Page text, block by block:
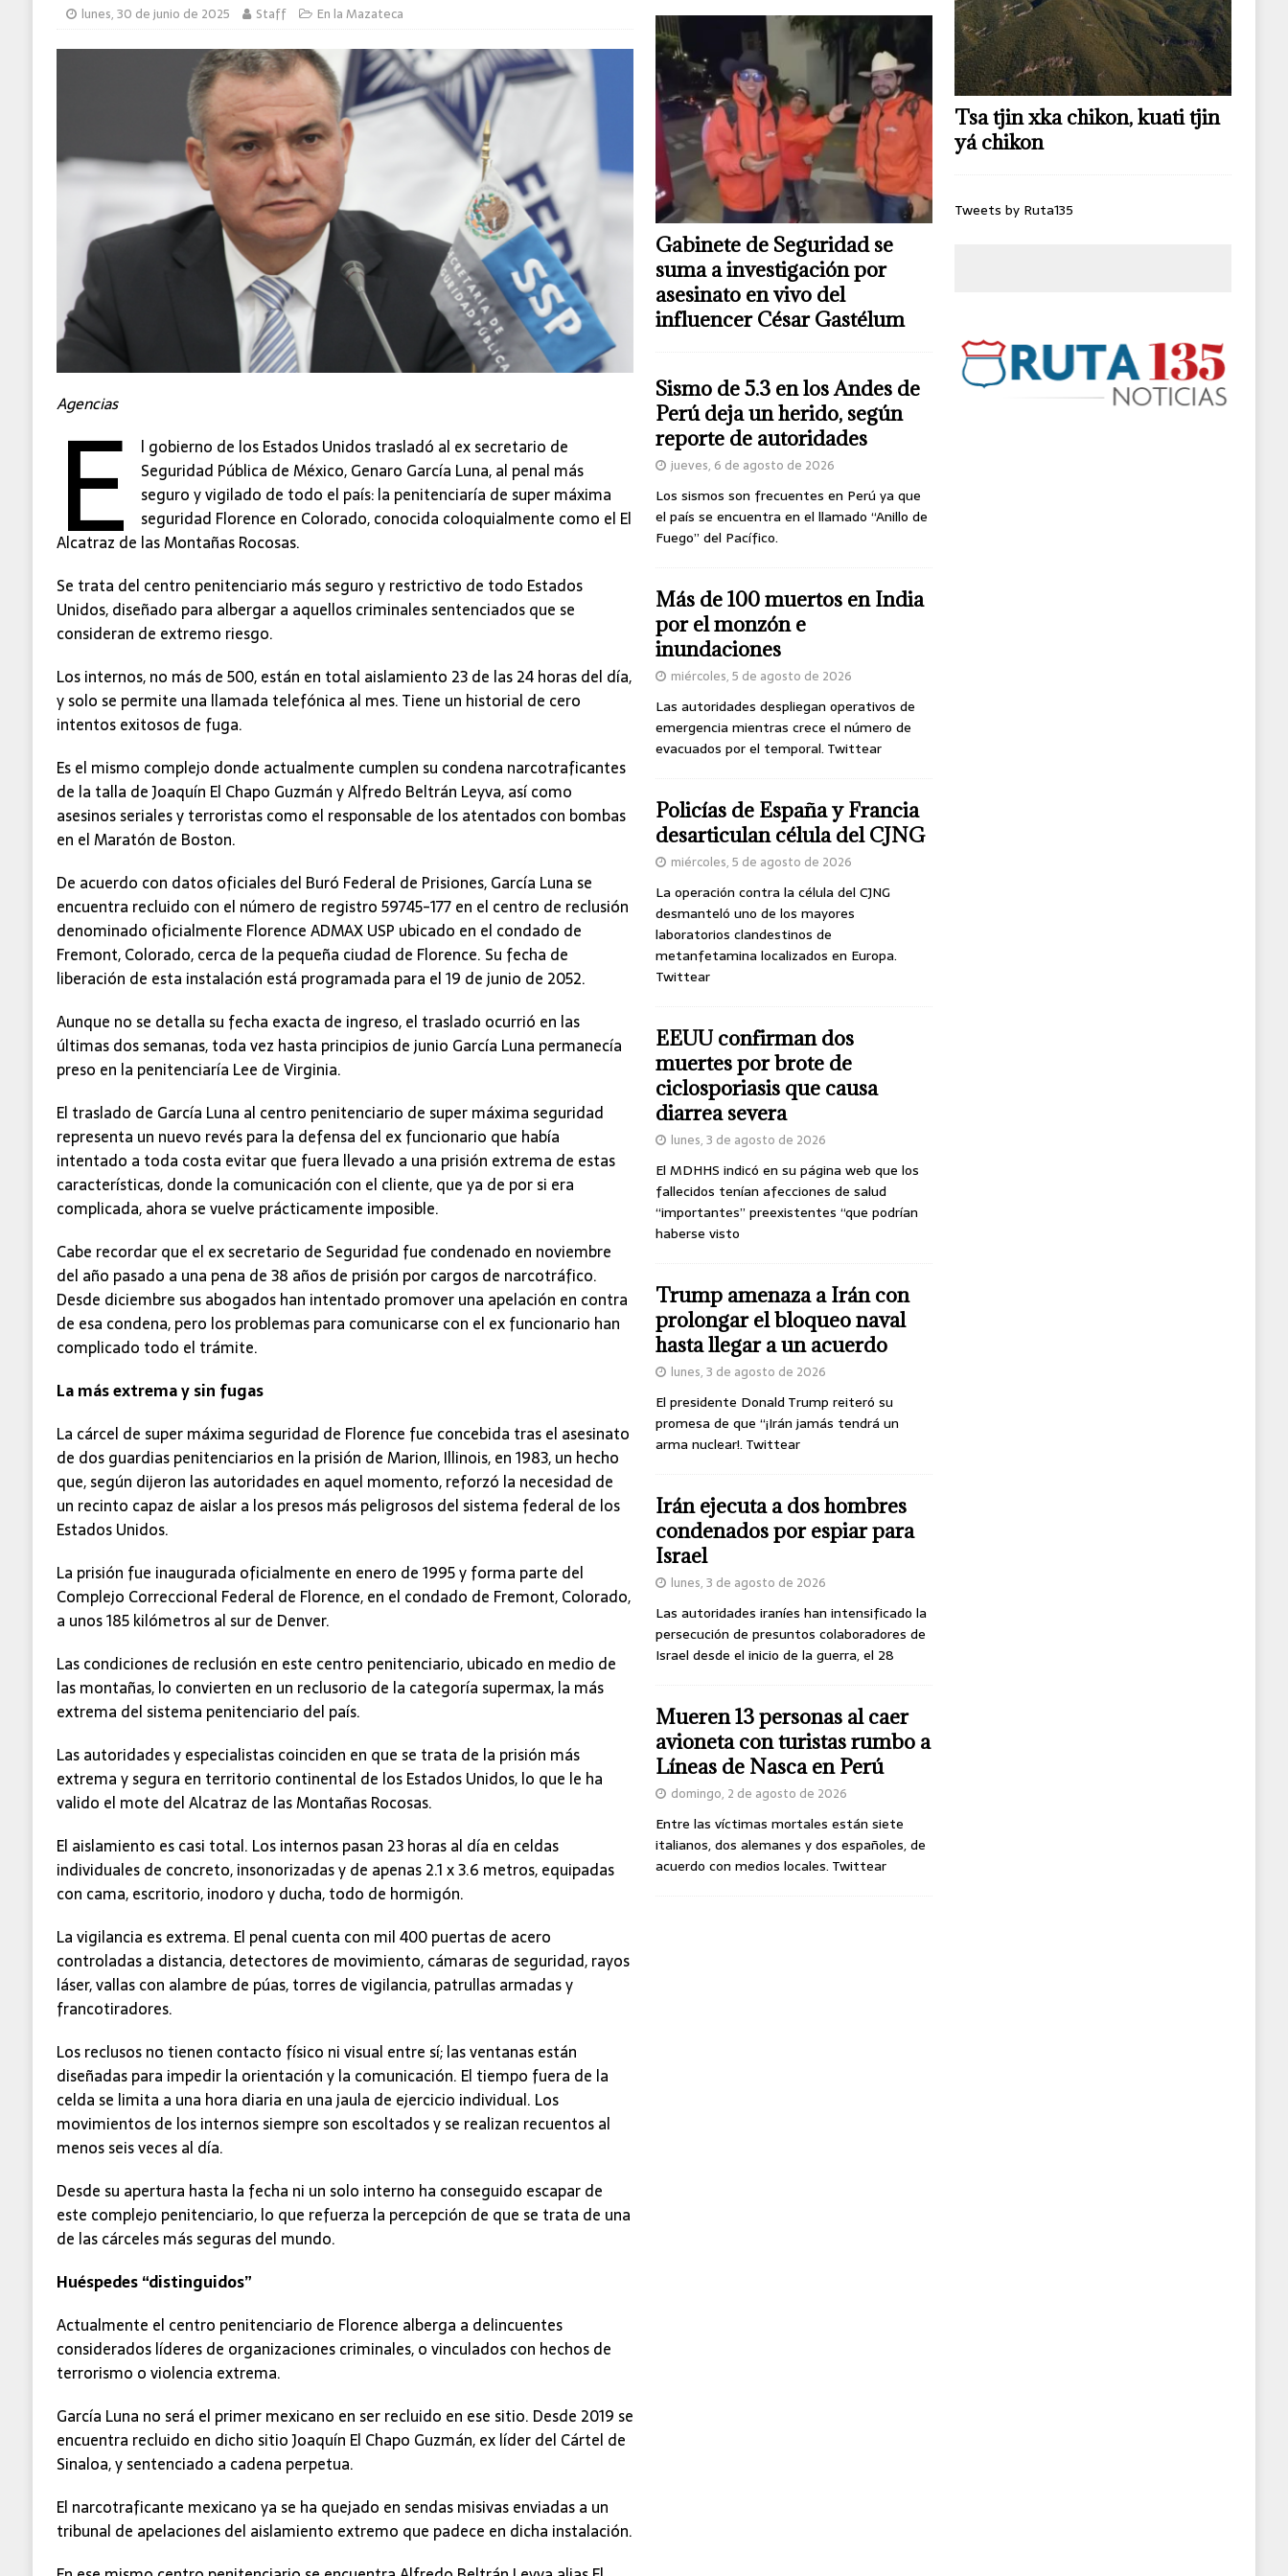
MUNDO
lunes, 30 de junio de 2025 Staff En la Mazateca
Agencias
E l gobierno de los Estados Unidos trasladó al ex secretario de
Seguridad Pública de México, Genaro García Luna, al penal más
seguro y vigilado de todo el país: la penitenciaría de super máxima
seguridad Florence en Colorado, conocida coloquialmente como el El
Alcatraz de las Montañas Rocosas.
Se trata del centro penitenciario más seguro y restrictivo de todo Estados
Unidos, diseñado para albergar a aquellos criminales sentenciados que se
consideran de extremo riesgo.
Los internos, no más de 500, están en total aislamiento 23 de las 24 horas del día,
y solo se permite una llamada telefónica al mes. Tiene un historial de cero
intentos exitosos de fuga.
Es el mismo complejo donde actualmente cumplen su condena narcotraficantes
de la talla de Joaquín El Chapo Guzmán y Alfredo Beltrán Leyva, así como
asesinos seriales y terroristas como el responsable de los atentados con bombas
en el Maratón de Boston.
De acuerdo con datos oficiales del Buró Federal de Prisiones, García Luna se
encuentra recluido con el número de registro 59745-177 en el centro de reclusión
denominado oficialmente Florence ADMAX USP ubicado en el condado de
Fremont, Colorado, cerca de la pequeña ciudad de Florence. Su fecha de
liberación de esta instalación está programada para el 19 de junio de 2052.
Aunque no se detalla su fecha exacta de ingreso, el traslado ocurrió en las
últimas dos semanas, toda vez hasta principios de junio García Luna permanecía
preso en la penitenciaría Lee de Virginia.
El traslado de García Luna al centro penitenciario de super máxima seguridad
representa un nuevo revés para la defensa del ex funcionario que había
intentado a toda costa evitar que fuera llevado a una prisión extrema de estas
características, donde la comunicación con el cliente, que ya de por si era
complicada, ahora se vuelve prácticamente imposible.
Cabe recordar que el ex secretario de Seguridad fue condenado en noviembre
del año pasado a una pena de 38 años de prisión por cargos de narcotráfico.
Desde diciembre sus abogados han intentado promover una apelación en contra
de esa condena, pero los problemas para comunicarse con el ex funcionario han
complicado todo el trámite.
La más extrema y sin fugas
La cárcel de super máxima seguridad de Florence fue concebida tras el asesinato
de dos guardias penitenciarios en la prisión de Marion, Illinois, en 1983, un hecho
que, según dijeron las autoridades en aquel momento, reforzó la necesidad de
un recinto capaz de aislar a los presos más peligrosos del sistema federal de los
Estados Unidos.
La prisión fue inaugurada oficialmente en enero de 1995 y forma parte del
Complejo Correccional Federal de Florence, en el condado de Fremont, Colorado,
a unos 185 kilómetros al sur de Denver.
Las condiciones de reclusión en este centro penitenciario, ubicado en medio de
las montañas, lo convierten en un reclusorio de la categoría supermax, la más
extrema del sistema penitenciario del país.
Las autoridades y especialistas coinciden en que se trata de la prisión más
extrema y segura en territorio continental de los Estados Unidos, lo que le ha
valido el mote del Alcatraz de las Montañas Rocosas.
El aislamiento es casi total. Los internos pasan 23 horas al día en celdas
individuales de concreto, insonorizadas y de apenas 2.1 x 3.6 metros, equipadas
con cama, escritorio, inodoro y ducha, todo de hormigón.
La vigilancia es extrema. El penal cuenta con mil 400 puertas de acero
controladas a distancia, detectores de movimiento, cámaras de seguridad, rayos
láser, vallas con alambre de púas, torres de vigilancia, patrullas armadas y
francotiradores.
Los reclusos no tienen contacto físico ni visual entre sí; las ventanas están
diseñadas para impedir la orientación y la comunicación. El tiempo fuera de la
celda se limita a una hora diaria en una jaula de ejercicio individual. Los
movimientos de los internos siempre son escoltados y se realizan recuentos al
menos seis veces al día.
Desde su apertura hasta la fecha ni un solo interno ha conseguido escapar de
este complejo penitenciario, lo que refuerza la percepción de que se trata de una
de las cárceles más seguras del mundo.
​Huéspedes “distinguidos”
Actualmente el centro penitenciario de Florence alberga a delincuentes
considerados líderes de organizaciones criminales, o vinculados con hechos de
terrorismo o violencia extrema.
García Luna no será el primer mexicano en ser recluido en ese sitio. Desde 2019 se
encuentra recluido en dicho sitio Joaquín El Chapo Guzmán, ex líder del Cártel de
Sinaloa, y sentenciado a cadena perpetua.
El narcotraficante mexicano ya se ha quejado en sendas misivas enviadas a un
tribunal de apelaciones del aislamiento extremo que padece en dicha instalación.
Gabinete de Seguridad se
suma a investigación por
asesinato en vivo del
influencer César Gastélum
Sismo de 5.3 en los Andes de
Perú deja un herido, según
reporte de autoridades
jueves, 6 de agosto de 2026
Los sismos son frecuentes en Perú ya que
el país se encuentra en el llamado “Anillo de
Fuego” del Pacífico.
Más de 100 muertos en India
por el monzón e
inundaciones
miércoles, 5 de agosto de 2026
Las autoridades despliegan operativos de
emergencia mientras crece el número de
evacuados por el temporal. Twittear
Policías de España y Francia
desarticulan célula del CJNG
miércoles, 5 de agosto de 2026
La operación contra la célula del CJNG
desmanteló uno de los mayores
laboratorios clandestinos de
metanfetamina localizados en Europa.
Twittear
EEUU confirman dos
muertes por brote de
ciclosporiasis que causa
diarrea severa
lunes, 3 de agosto de 2026
El MDHHS indicó en su página web que los
fallecidos tenían afecciones de salud
“importantes” preexistentes “que podrían
haberse visto
Trump amenaza a Irán con
prolongar el bloqueo naval
hasta llegar a un acuerdo
lunes, 3 de agosto de 2026
El presidente Donald Trump reiteró su
promesa de que “¡Irán jamás tendrá un
arma nuclear!. Twittear
Irán ejecuta a dos hombres
condenados por espiar para
Israel
lunes, 3 de agosto de 2026
Las autoridades iraníes han intensificado la
persecución de presuntos colaboradores de
Israel desde el inicio de la guerra, el 28
Mueren 13 personas al caer
avioneta con turistas rumbo a
Líneas de Nasca en Perú
domingo, 2 de agosto de 2026
Entre las víctimas mortales están siete
italianos, dos alemanes y dos españoles, de
acuerdo con medios locales. Twittear
Tsa tjin xka chikon, kuati tjin
yá chikon
Tweets by Ruta135